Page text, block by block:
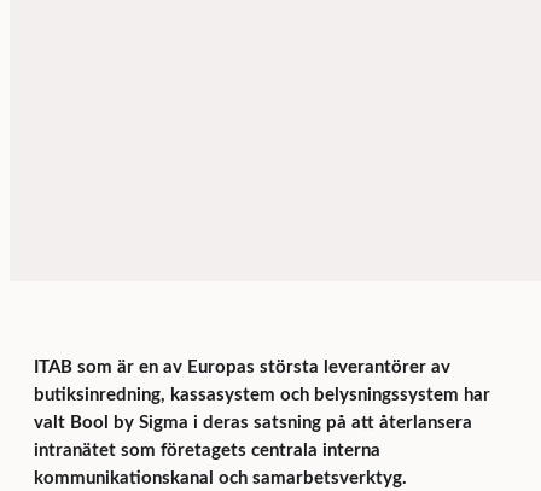
ITAB som är en av Europas största leverantörer av
butiksinredning, kassasystem och belysningssystem har
valt Bool by Sigma i deras satsning på att återlansera
intranätet som företagets centrala interna
kommunikationskanal och samarbetsverktyg.